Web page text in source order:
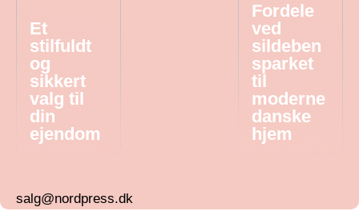
Et
stilfuldt
og
sikkert
valg til
din
ejendom
Fordele
ved
sildeben
sparket
til
moderne
danske
hjem
salg@nordpress.dk